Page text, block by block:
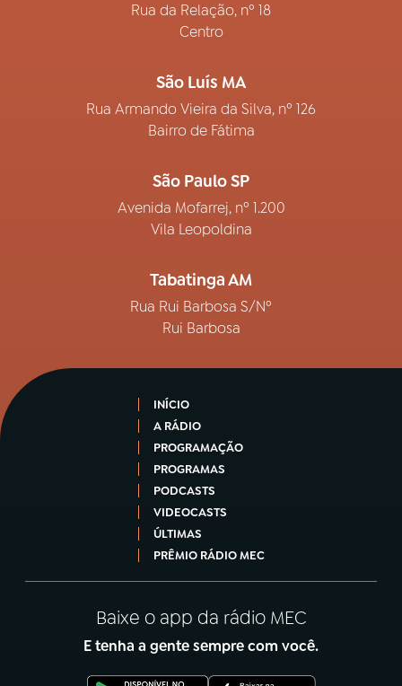
Rua da Relação, nº 18
Centro
São Luís MA
Rua Armando Vieira da Silva, nº 126
Bairro de Fátima
São Paulo SP
Avenida Mofarrej, nº 1.200
Vila Leopoldina
Tabatinga AM
Rua Rui Barbosa S/Nº
Rui Barbosa
INÍCIO
A RÁDIO
PROGRAMAÇÃO
PROGRAMAS
PODCASTS
VIDEOCASTS
ÚLTIMAS
PRÊMIO RÁDIO MEC
Baixe o app da rádio MEC
E tenha a gente sempre com você.